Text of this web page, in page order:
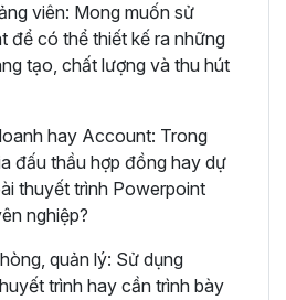
viên: Mong muốn sử
để có thể thiết kế ra những
tạo, chất lượng và thu hút
hay Account: Trong
đấu thầu hợp đồng hay dự
thuyết trình Powerpoint
nghiệp?
quản lý: Sử dụng
trình hay cần trình bày